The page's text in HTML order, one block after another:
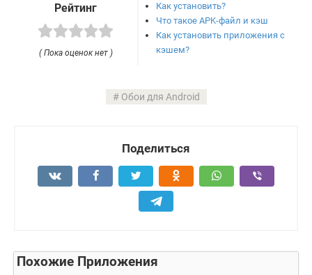
Рейтинг
( Пока оценок нет )
Как установить?
Что такое APK-файл и кэш
Как установить приложения с
кэшем?
Обои для Android
Поделиться
Похожие Приложения